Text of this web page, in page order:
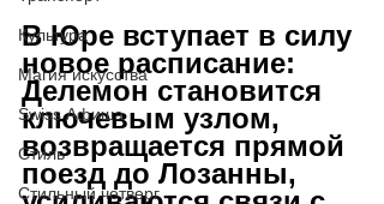
Культура
Магия искусства
Swiss Афиша
Стиль
Стильный четверг
В Юре вступает в силу
новое расписание:
Делемон становится
ключевым узлом,
возвращается прямой
поезд до Лозанны,